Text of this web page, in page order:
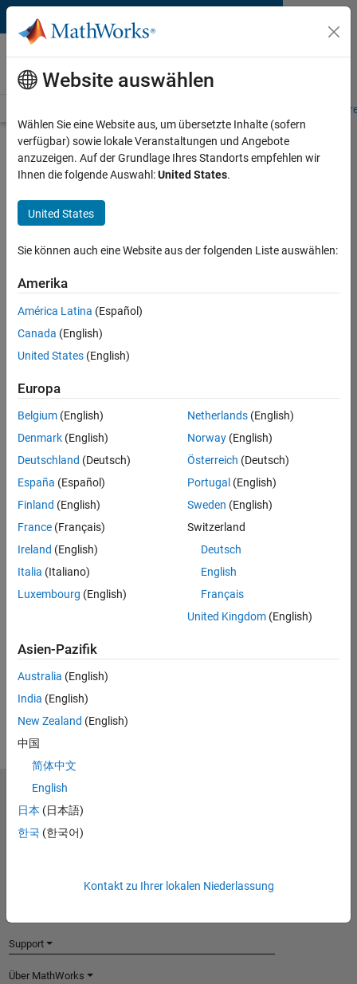
Weiter zum Inhalt
MATLAB and Simulink
Requirements
Product Requirements &
Platform Availability for
Satellite Communications
Toolbox
Mac,Windows
Product Requirements
Requires DSP System Toolbox
Requires Signal Processing Toolbox
Eligible for Use with MATLAB Compiler and
and Simulink Compiler
Yes - see details
Eligible for Use with Parallel Computing
Toolbox and MATLAB Parallel Server
Yes
Select product
Website auswählen
Wählen Sie eine Website aus, um übersetzte Inhalte (sofern
verfügbar) sowie lokale Veranstaltungen und Angebote
anzuzeigen. Auf der Grundlage Ihres Standorts empfehlen wir
Ihnen die folgende Auswahl:United States.
United States
Sie können auch eine Website aus der folgenden Liste auswählen:
Amerika
América Latina (Español)
Canada (English)
United States (English)
Europa
Belgium (English)
Denmark (English)
Deutschland (Deutsch)
España (Español)
Finland (English)
France (Français)
Ireland (English)
Italia (Italiano)
Luxembourg (English)
Netherlands(English)
Norway(English)
Österreich (Deutsch)
Portugal (English)
Sweden (English)
Switzerland
Deutsch
English
Français
United Kingdom(English)
Asien-Pazifik
Australia (English)
India (English)
New Zealand (English)
中国
简体中文
English
日本 (日本語)
한국 (한국어)
Kontakt zu Ihrer lokalen Niederlassung
MathWorks
Accelerating the pace of engineering and science
Testen oder Kaufen
Support
Über MathWorks